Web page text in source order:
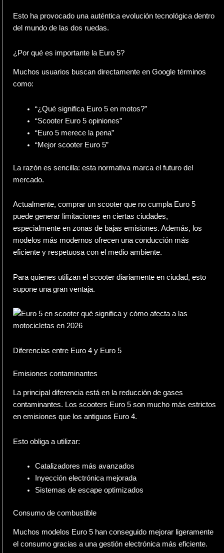
Esto ha provocado una auténtica evolución tecnológica dentro
del mundo de las dos ruedas.
¿Por qué es importante la Euro 5?
Muchos usuarios buscan directamente en Google términos
como:
“¿Qué significa Euro 5 en motos?”
“Scooter Euro 5 opiniones”
“Euro 5 merece la pena”
“Mejor scooter Euro 5”
La razón es sencilla: esta normativa marca el futuro del
mercado.
Actualmente, comprar un scooter que no cumpla Euro 5
puede generar limitaciones en ciertas ciudades,
especialmente en zonas de bajas emisiones. Además, los
modelos más modernos ofrecen una conducción más
eficiente y respetuosa con el medio ambiente.
Para quienes utilizan el scooter diariamente en ciudad, esto
supone una gran ventaja.
Diferencias entre Euro 4 y Euro 5
Emisiones contaminantes
La principal diferencia está en la reducción de gases
contaminantes. Los scooters Euro 5 son mucho más estrictos
en emisiones que los antiguos Euro 4.
Esto obliga a utilizar:
Catalizadores más avanzados
Inyección electrónica mejorada
Sistemas de escape optimizados
Consumo de combustible
Muchos modelos Euro 5 han conseguido mejorar ligeramente
el consumo gracias a una gestión electrónica más eficiente.